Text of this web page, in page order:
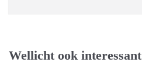
Wellicht ook interessant